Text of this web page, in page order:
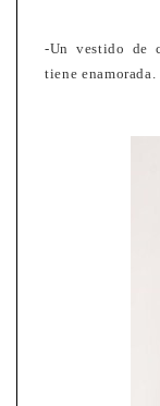
-Un vestido de
tiene enamorada.